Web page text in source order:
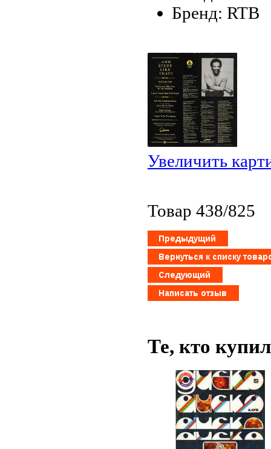
Бренд: RTB
Увеличить
Товар 438/825
Те, кто